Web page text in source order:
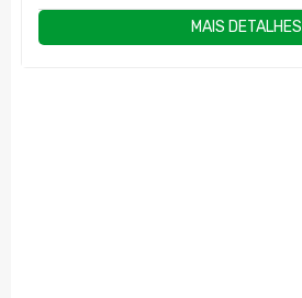
MAIS DETALHES